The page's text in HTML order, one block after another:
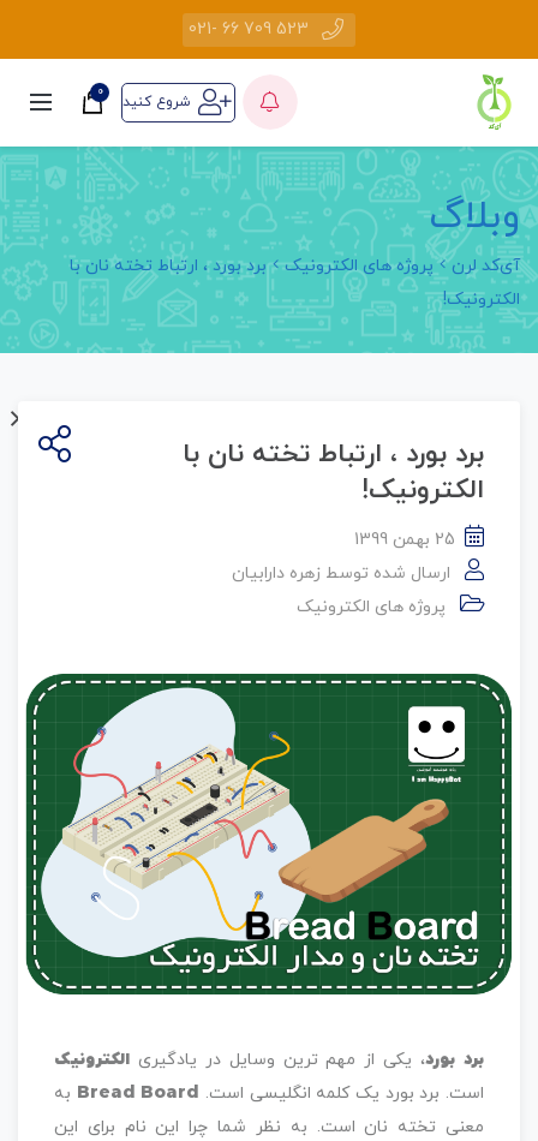
523 709 66 -021
شروع کنید 0
وبلاگ
آی‌کد لرن پروژه های الکترونیک
برد بورد ، ارتباط تخته نان با
الکترونیک!
برد بورد ، ارتباط تخته نان با
الکترونیک!
25 بهمن 1399
ارسال شده توسط زهره دارابیان
پروژه های الکترونیک
برد بورد، یکی از مهم ترین وسایل در یادگیری الکترونیک
است. برد بورد یک کلمه انگلیسی است. Bread Board به
معنی تخته نان است. به نظر شما چرا این نام برای این